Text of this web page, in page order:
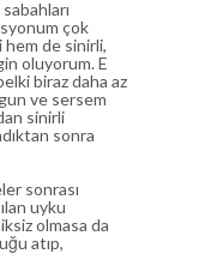
çok
de sinirli,
oluyorum. E
biraz daha az
ve sersem
sinirli
sonra
sonrası
uyku
olmasa da
atıp,